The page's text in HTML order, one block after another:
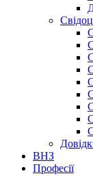
ВНЗ
Професії